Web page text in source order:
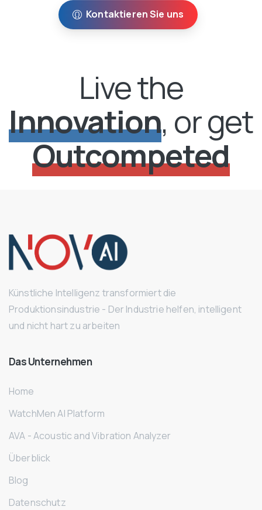
Kontaktieren Sie uns
Live the
Innovation, or get
Outcompeted
Künstliche Intelligenz transformiert die
Produktionsindustrie - Der Industrie helfen, intelligent
und nicht hart zu arbeiten
DasUnternehmen
Home
WatchMen AI Platform
AVA - Acoustic and Vibration Analyzer
Überblick
Blog
Datenschutz